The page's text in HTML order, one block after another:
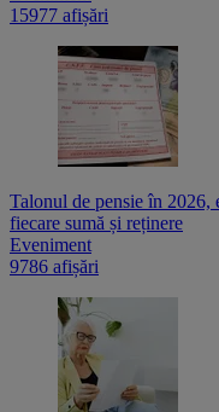
15977 afișări
Talonul de pensie în 2026,
fiecare sumă și reținere
Eveniment
9786 afișări